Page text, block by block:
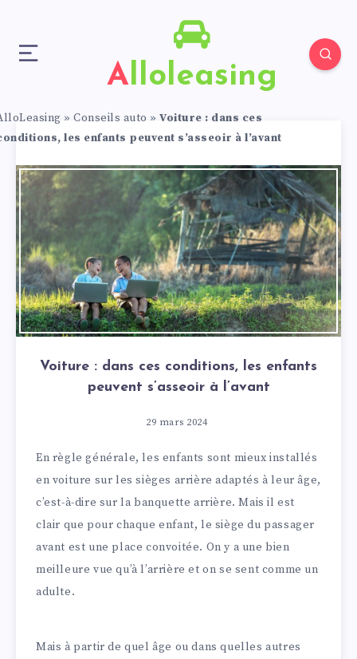
Alloleasing
» Conseils auto » Voiture : dans ces
les enfants peuvent s’asseoir à l’avant
Voiture : dans ces conditions, les enfants
peuvent s’asseoir à l’avant
29 mars 2024
En règle générale, les enfants sont mieux installés
en voiture sur les sièges arrière adaptés à leur âge,
c’est-à-dire sur la banquette arrière. Mais il est
clair que pour chaque enfant, le siège du passager
avant est une place convoitée. On y a une bien
meilleure vue qu’à l’arrière et on se sent comme un
adulte.
Mais à partir de quel âge ou dans quelles autres